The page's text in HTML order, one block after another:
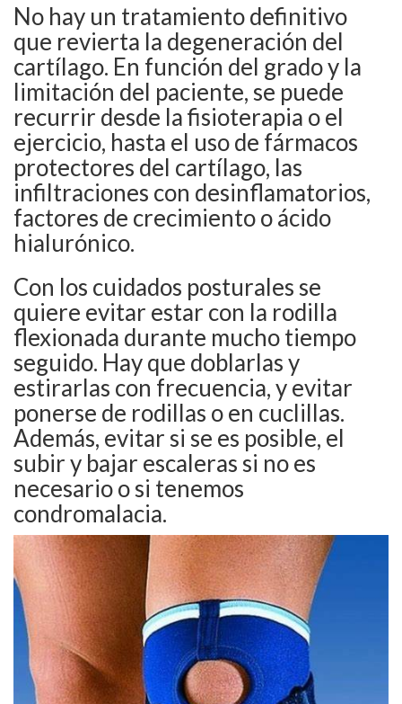
No hay un tratamiento definitivo
que revierta la degeneración del
cartílago. En función del grado y la
limitación del paciente, se puede
recurrir desde la fisioterapia o el
ejercicio, hasta el uso de fármacos
protectores del cartílago, las
infiltraciones con desinflamatorios,
factores de crecimiento o ácido
hialurónico.
Con los cuidados posturales se
quiere evitar estar con la rodilla
flexionada durante mucho tiempo
seguido. Hay que doblarlas y
estirarlas con frecuencia, y evitar
ponerse de rodillas o en cuclillas.
Además, evitar si se es posible, el
subir y bajar escaleras si no es
necesario o si tenemos
condromalacia.